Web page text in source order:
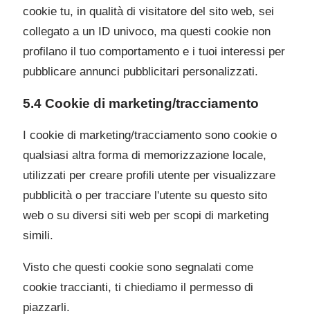
cookie tu, in qualità di visitatore del sito web, sei
collegato a un ID univoco, ma questi cookie non
profilano il tuo comportamento e i tuoi interessi per
pubblicare annunci pubblicitari personalizzati.
5.4 Cookie di marketing/tracciamento
I cookie di marketing/tracciamento sono cookie o
qualsiasi altra forma di memorizzazione locale,
utilizzati per creare profili utente per visualizzare
pubblicità o per tracciare l'utente su questo sito
web o su diversi siti web per scopi di marketing
simili.
Visto che questi cookie sono segnalati come
cookie traccianti, ti chiediamo il permesso di
piazzarli.